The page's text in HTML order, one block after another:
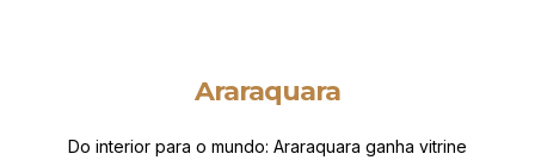
Araraquara
Do interior para o mundo: Araraquara ganha vitrine